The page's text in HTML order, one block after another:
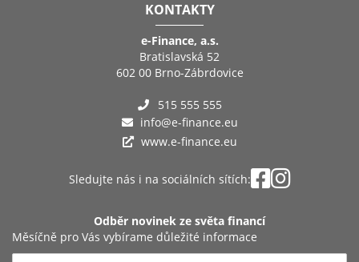
KONTAKTY
e-Finance, a.s.
Bratislavská 52
602 00 Brno-Zábrdovice
515 555 555
info@e-finance.eu
www.e-finance.eu
Sledujte nás i na sociálních sítích:
Odběr novinek ze světa financí
Měsíčně pro Vás vybírame důležité informace